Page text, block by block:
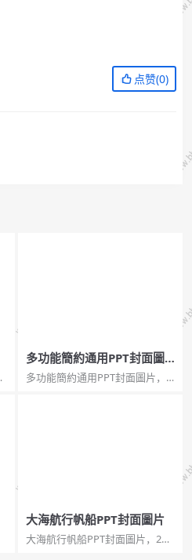
点赞(0)
多功能簡約通用PPT封面圖
片
多功能簡約通用PPT封面圖片，2
大海航行帆船PPT封面圖片
大海航行帆船PPT封面圖片，2頁